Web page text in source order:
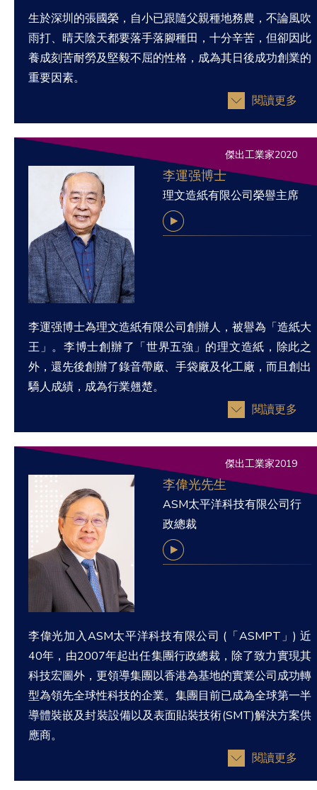
生於深圳的張國榮，自小已跟隨父親種地務農，不論風吹
雨打、晴天陰天都要落手落腳種田，十分辛苦，但卻因此
養成刻苦耐勞及堅毅不屈的性格，成為其日後成功創業的
重要因素。
閱讀更多
傑出工業家2020
李運强博士
理文造紙有限公司榮譽主席
李運强博士為理文造紙有限公司創辦人，被譽為「造紙大
王」。李博士創辦了「世界五強」的理文造紙，除此之
外，還先後創辦了錄音帶廠、手袋廠及化工廠，而且創出
驕人成績，成為行業翹楚。
閱讀更多
傑出工業家2019
李偉光先生
ASM太平洋科技有限公司行
政總裁
李偉光加入ASM太平洋科技有限公司 (「ASMPT」) 近
40年，由2007年起出任集團行政總裁，除了致力實現其
科技宏圖外，更領導集團以香港為基地的實業公司成功轉
型為領先全球性科技的企業。集團目前已成為全球第一半
導體裝嵌及封裝設備以及表面貼裝技術(SMT)解決方案供
應商。
閱讀更多